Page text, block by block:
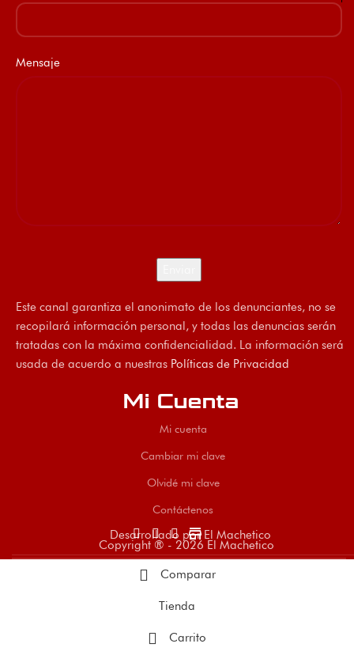
Mensaje
Este canal garantiza el anonimato de los denunciantes, no se
recopilará información personal, y todas las denuncias serán
tratadas con la máxima confidencialidad. La información será
usada de acuerdo a nuestras Políticas de Privacidad
Mi Cuenta
Mi cuenta
Cambiar mi clave
Olvidé mi clave
Contáctenos
store
Desarrollado por El Machetico
Copyright ® - 2026 El Machetico
Comparar
Tienda
Carrito